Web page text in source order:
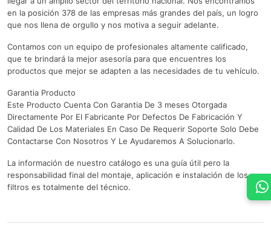
en la posición 378 de las empresas más grandes del país, un logro
que nos llena de orgullo y nos motiva a seguir adelante.
Contamos con un equipo de profesionales altamente calificado,
que te brindará la mejor asesoría para que encuentres los
productos que mejor se adapten a las necesidades de tu vehículo.
Garantia Producto
Este Producto Cuenta Con Garantia De 3 meses Otorgada
Directamente Por El Fabricante Por Defectos De Fabricación Y
Calidad De Los Materiales En Caso De Requerir Soporte Solo Debe
Contactarse Con Nosotros Y Le Ayudaremos A Solucionarlo.
La información de nuestro catálogo es una guía útil pero la
responsabilidad final del montaje, aplicación e instalación de los
filtros es totalmente del técnico.